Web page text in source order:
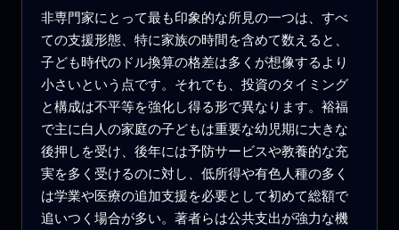
非専門家にとって最も印象的な所見の一つは、すべ
ての支援形態、特に家族の時間を含めて数えると、
子ども時代のドル換算の格差は多くが想像するより
小さいという点です。それでも、投資のタイミング
と構成は不平等を強化し得る形で異なります。裕福
で主に白人の家庭の子どもは重要な幼児期に大きな
後押しを受け、後年には予防サービスや教養的な充
実を多く受けるのに対し、低所得や有色人種の多く
は学業や医療の追加支援を必要として初めて総額で
追いつく場合が多い。著者らは公共支出が強力な機